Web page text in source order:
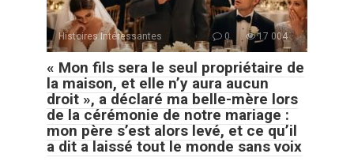
Histoires Intéressantes 0 17 004
« Mon fils sera le seul propriétaire de
la maison, et elle n’y aura aucun
droit », a déclaré ma belle-mère lors
de la cérémonie de notre mariage :
mon père s’est alors levé, et ce qu’il
a dit a laissé tout le monde sans voix